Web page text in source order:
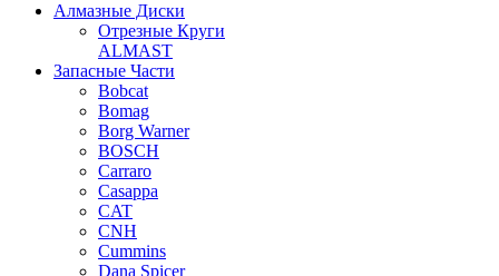
Алмазные Диски
Отрезные Круги
ALMAST
Запасные Части
Bobcat
Bomag
Borg Warner
BOSCH
Carraro
Casappa
CAT
CNH
Cummins
Dana Spicer